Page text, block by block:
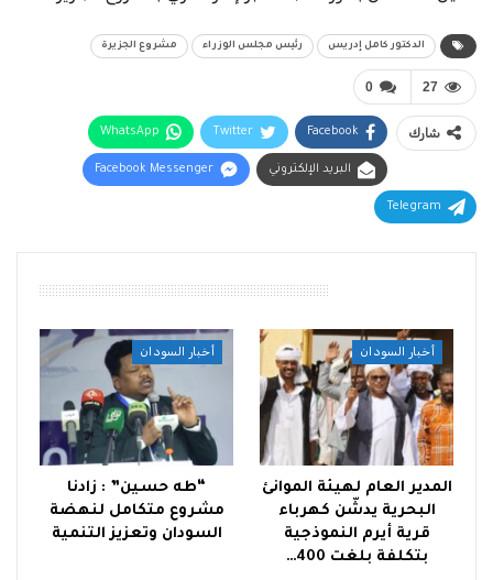
الدكتور كامل إدريس رئيس مجلس الوزراء مشروع الجزيرة
0 27
شارك Facebook
Twitter
WhatsApp
البريد الإلكتروني Facebook Messenger
Telegram
أخبار السودان
المدير العام لهيئة الموانئ
البحرية يدشّن كهرباء
قرية أيرم النموذجية
بتكلفة بلغت 400…
أخبار السودان
“طه حسين” : زادنا
مشروع متكامل لنهضة
السودان وتعزيز التنمية